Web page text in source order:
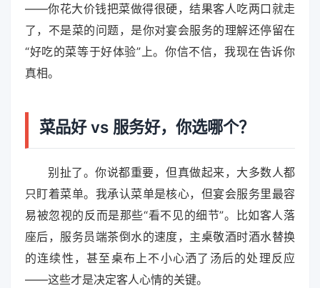
——你花大价钱把菜做得很硬，结果客人吃两口就走
了，不是菜的问题，是你对宴会服务的理解还停留在
“好吃的菜等于好体验”上。你信不信，我现在告诉你
真相。
菜品好 vs 服务好，你选哪个？
别扯了。你说都重要，但真做起来，大多数人都
只盯着菜单。我承认菜单是核心，但宴会服务里最容
易被忽视的反而是那些“看不见的细节”。比如客人落
座后，服务员端茶倒水的速度，主桌敬酒时酒水替换
的连续性，甚至桌布上不小心洒了汤后的处理反应
——这些才是决定客人心情的关键。